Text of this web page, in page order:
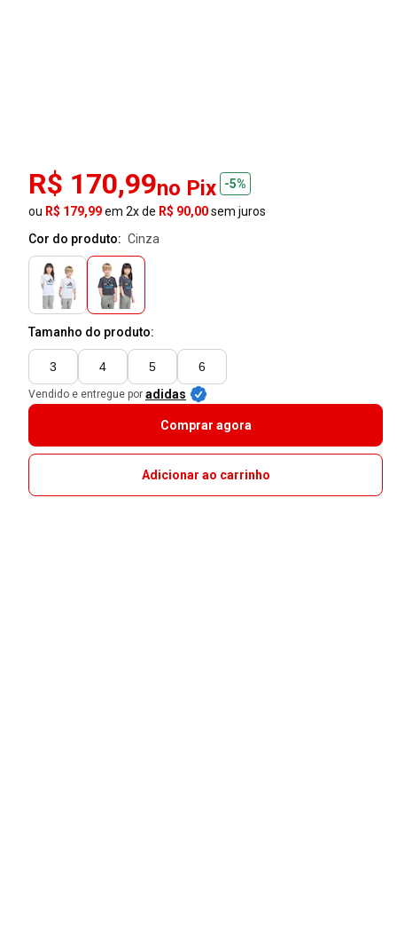
R$ 170,99no Pix
-5%
ou R$ 179,99em 2x de R$ 90,00sem juros
Cor do produto:
cinza
Tamanho do produto:
3 4 5 6
Vendido e entregue por adidas
Comprar agora
Adicionar ao carrinho